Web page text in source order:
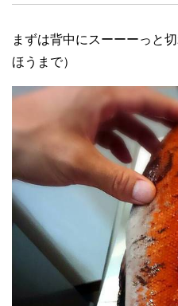
まずは背中にスーーーっと
ほうまで）